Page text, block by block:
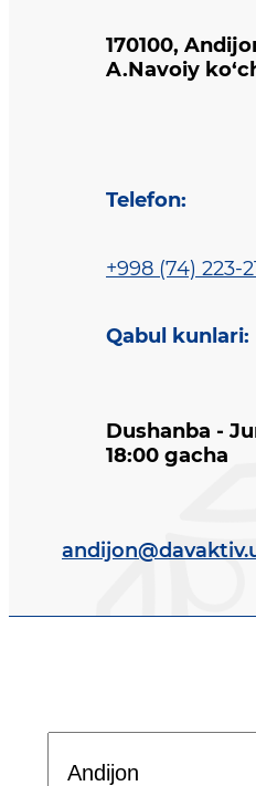
170100,
A.Navoiy
Telefon:
+998 (74) 223-
Qabul kunlari:
Dushanba -
18:00 gacha